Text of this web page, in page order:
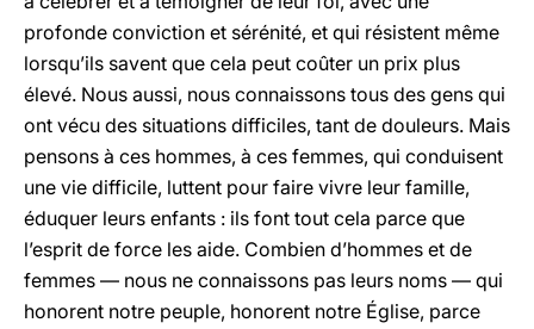
profonde conviction et sérénité, et qui résistent même
lorsqu’ils savent que cela peut coûter un prix plus
élevé. Nous aussi, nous connaissons tous des gens qui
ont vécu des situations difficiles, tant de douleurs. Mais
pensons à ces hommes, à ces femmes, qui conduisent
une vie difficile, luttent pour faire vivre leur famille,
éduquer leurs enfants : ils font tout cela parce que
l’esprit de force les aide. Combien d’hommes et de
femmes — nous ne connaissons pas leurs noms — qui
honorent notre peuple, honorent notre Église, parce